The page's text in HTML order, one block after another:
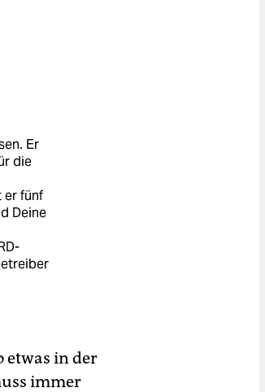
Er
die
er fünf
Deine
etwas in der
immer